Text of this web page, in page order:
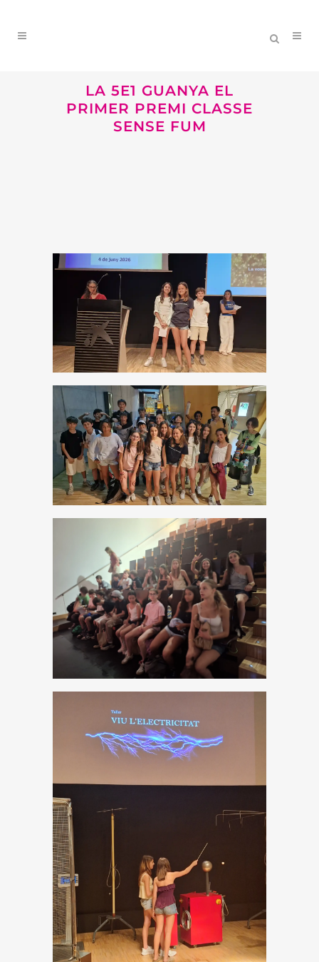
LA 5E1 GUANYA EL
PRIMER PREMI CLASSE
SENSE FUM